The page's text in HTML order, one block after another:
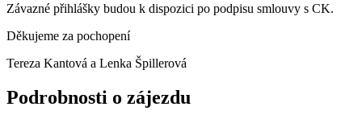
Závazné přihlášky budou k dispozici po podpisu smlouvy s CK.
Děkujeme za pochopení
Tereza Kantová a Lenka Špillerová
Podrobnosti o zájezdu